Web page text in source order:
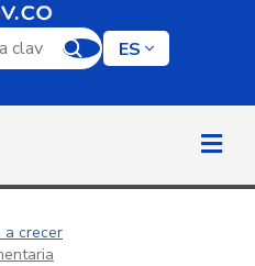
por palabra clave
ES
a crecer